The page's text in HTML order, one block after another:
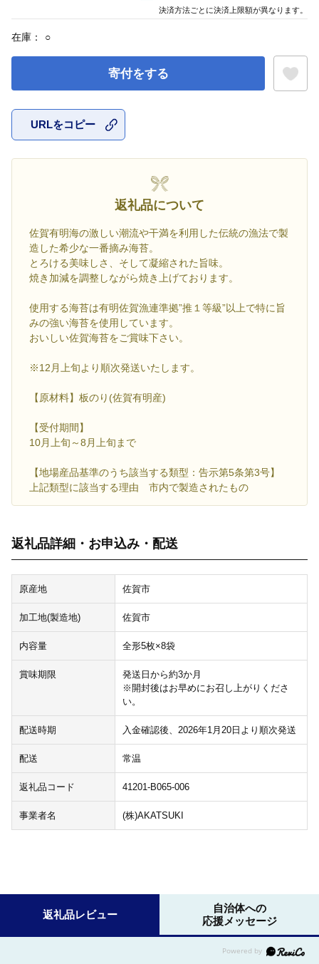
在庫： ○
寄付をする
URLをコピー
返礼品について
佐賀有明海の激しい潮流や干満を利用した伝統の漁法で製
造した希少な一番摘み海苔。
とろける美味しさ、そして凝縮された旨味。
焼き加減を調整しながら焼き上げております。
使用する海苔は有明佐賀漁連準拠”推１等級”以上で特に旨
みの強い海苔を使用しています。
おいしい佐賀海苔をご賞味下さい。
※12月上旬より順次発送いたします。
【原材料】板のり(佐賀有明産)
【受付期間】
10月上旬～8月上旬まで
【地場産品基準のうち該当する類型：告示第5条第3号】
上記類型に該当する理由 市内で製造されたもの
返礼品詳細・お申込み・配送
原産地 佐賀市
加工地(製造地) 佐賀市
内容量 全形5枚×8袋
賞味期限
発送日から約3か月
※開封後はお早めにお召し上がりくださ
い。
配送時期 入金確認後、2026年1月20日より順次発送
配送 常温
返礼品コード 41201-B065-006
事業者名 (株)AKATSUKI
決済方法ごとに決済上限額が異なります。
返礼品レビュー
自治体への
応援メッセージ